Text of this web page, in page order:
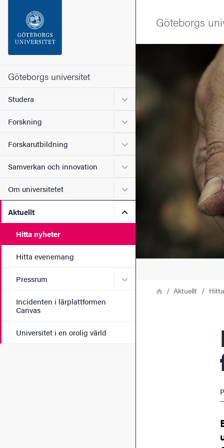
Sidfoten
Om webbplatsen
Göteborgs universitet
Studera Undermeny för Studera
Forskning Undermeny för Forskning
Forskarutbildning Undermeny för
Samverkan och innovation Undermeny för Samverkan
Om universitetet Undermeny för Om
Aktuellt Undermeny för Aktuellt
Hitta nyheter
Hitta evenemang
Pressrum Undermeny för Pressrum
Incidenten i lärplattformen
Canvas
Universitet i en orolig värld
Göteborgs
Bild
LänkstigHemAktuellt